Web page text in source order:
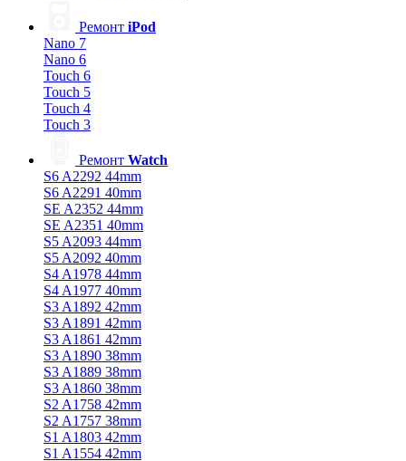
Ремонт iPod
Nano 7
Nano 6
Touch 6
Touch 5
Touch 4
Touch 3
Ремонт Watch
S6 A2292 44mm
S6 A2291 40mm
SE A2352 44mm
SE A2351 40mm
S5 A2093 44mm
S5 A2092 40mm
S4 A1978 44mm
S4 A1977 40mm
S3 A1892 42mm
S3 A1891 42mm
S3 A1861 42mm
S3 A1890 38mm
S3 A1889 38mm
S3 A1860 38mm
S2 A1758 42mm
S2 A1757 38mm
S1 A1803 42mm
S1 A1554 42mm